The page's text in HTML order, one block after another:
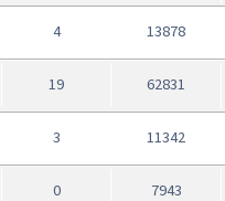
4 13878
19 62831
3 11342
0 7943